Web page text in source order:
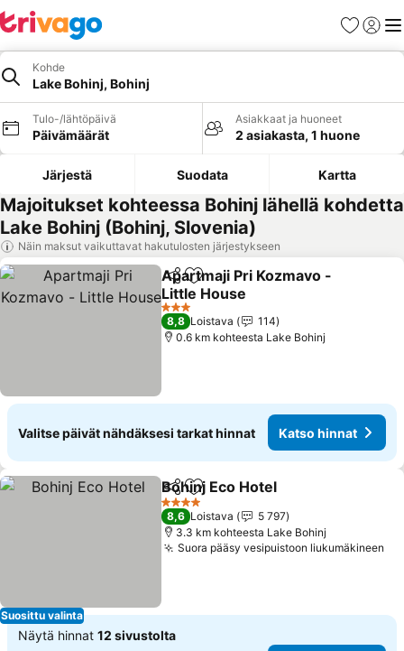
Suosikit
Kohde
Lake Bohinj, Bohinj
Tulo-/lähtöpäivä
Päivämäärät
Asiakkaat ja huoneet
2 asiakasta, 1 huone
Järjestä Suodata Kartta
Majoitukset kohteessa Bohinj lähellä kohdetta
Lake Bohinj (Bohinj, Slovenia)
Näin maksut vaikuttavat hakutulosten järjestykseen
Jaa Lisää suosikkeihin
Apartmaji Pri Kozmavo -
Little House
Katso hinnat
3 Tähtiluokitus
8,8 Loistava
114
0.6 km kohteesta Lake Bohinj
Valitse päivät nähdäksesi tarkat hinnat Katso hinnat
Suosittu valinta
Jaa Lisää suosikkeihin
Bohinj Eco Hotel
4 Tähtiluokitus
8,6 Loistava
5 797
3.3 km kohteesta Lake Bohinj
Suora pääsy vesipuistoon liukumäkineen
Näytä hinnat 12 sivustolta